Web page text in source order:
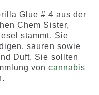
Glue # 4 aus der
Chem Sister,
stammt. Sie
sauren sowie
Duft. Sie sollten
von cannabis